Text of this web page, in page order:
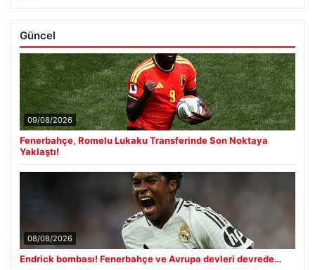
Güncel
09/08/2026
Fenerbahçe, Romelu Lukaku Transferinde Son Noktaya
Yaklaştı!
08/08/2026
Endrick bombası! Fenerbahçe ve Avrupa devleri devrede…